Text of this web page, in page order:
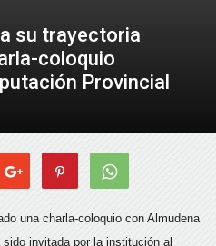
su trayectoria
coloquio
Provincial
una charla-coloquio con Almudena
invitada por la institución al